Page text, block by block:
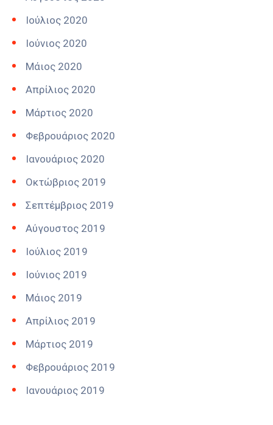
Ιούλιος 2020
Ιούνιος 2020
Μάιος 2020
Απρίλιος 2020
Μάρτιος 2020
Φεβρουάριος 2020
Ιανουάριος 2020
Οκτώβριος 2019
Σεπτέμβριος 2019
Αύγουστος 2019
Ιούλιος 2019
Ιούνιος 2019
Μάιος 2019
Απρίλιος 2019
Μάρτιος 2019
Φεβρουάριος 2019
Ιανουάριος 2019